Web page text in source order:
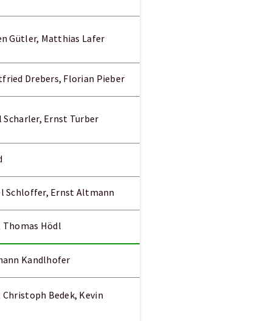
Gütler, Matthias Lafer
Drebers, Florian Pieber
Scharler, Ernst Turber
Schloffer, Ernst Altmann
Thomas Hödl
Kandlhofer
Bedek, Kevin